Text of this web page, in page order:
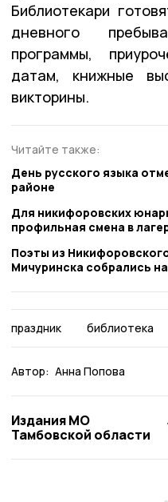
Библиотекари
дневного
программы,
датам, книжные
викторины.
Читайте также:
День русского языка
районе
Для никифоровских
профильная смена в
Поэты из
Мичуринска собрались
праздник библиотека
Автор: Анна Попова
Издания МО
Тамбовской области